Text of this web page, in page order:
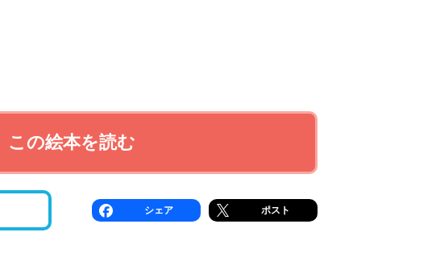
この絵本を読む
シェア ポスト